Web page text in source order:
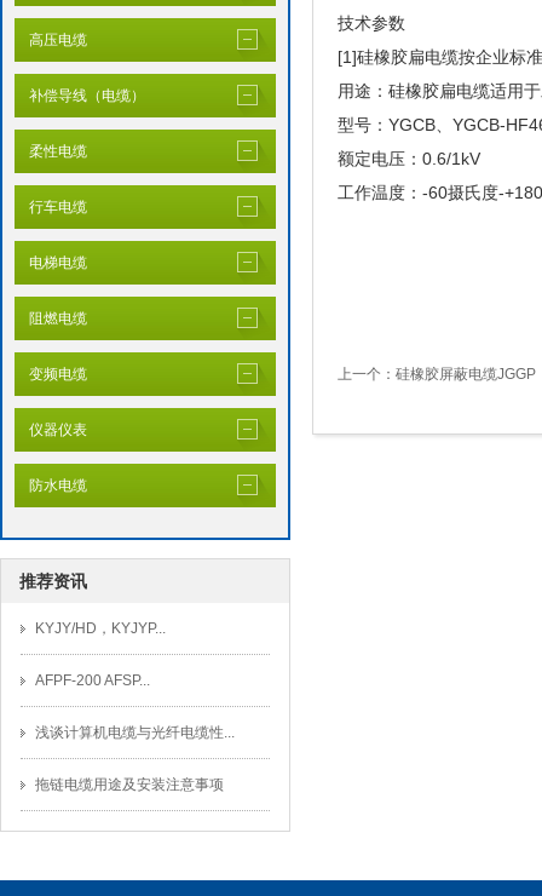
高压电缆
补偿导线（电缆）
柔性电缆
行车电缆
电梯电缆
阻燃电缆
变频电缆
仪器仪表
防水电缆
推荐资讯
KYJY/HD，KYJYP...
AFPF-200 AFSP...
浅谈计算机电缆与光纤电缆性...
拖链电缆用途及安装注意事项
技术参数
[1]硅橡胶扁电缆按企业标
用途：硅橡胶扁电缆适用
型号：YGCB、YGCB-
额定电压：0.6/1kV
工作温度：-60摄氏度-
上一个： 硅橡胶屏蔽电缆JGGP